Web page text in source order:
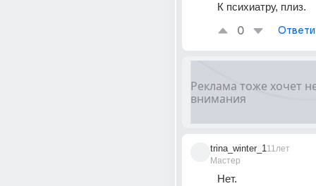
К психиатру, плиз.
0
trina_winter_1
Мастер
11лет
Нет.